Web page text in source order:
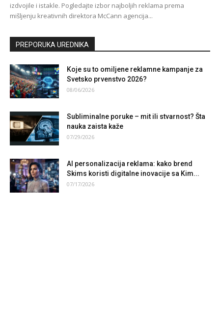
izdvojile i istakle. Pogledajte izbor najboljih reklama prema
mišljenju kreativnih direktora McCann agencija...
PREPORUKA UREDNIKA
Koje su to omiljene reklamne kampanje za
Svetsko prvenstvo 2026?
08/06/2026
Subliminalne poruke – mit ili stvarnost? Šta
nauka zaista kaže
07/29/2026
AI personalizacija reklama: kako brend
Skims koristi digitalne inovacije sa Kim...
07/17/2026